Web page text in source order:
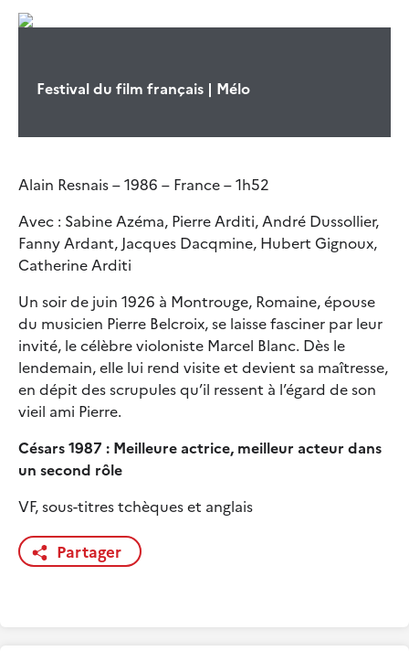
Festival du film français | Mélo
Alain Resnais – 1986 – France – 1h52
Avec : Sabine Azéma, Pierre Arditi, André Dussollier,
Fanny Ardant, Jacques Dacqmine, Hubert Gignoux,
Catherine Arditi
Un soir de juin 1926 à Montrouge, Romaine, épouse
du musicien Pierre Belcroix, se laisse fasciner par leur
invité, le célèbre violoniste Marcel Blanc. Dès le
lendemain, elle lui rend visite et devient sa maîtresse,
en dépit des scrupules qu’il ressent à l’égard de son
vieil ami Pierre.
Césars 1987 : Meilleure actrice, meilleur acteur dans
un second rôle
VF, sous-titres tchèques et anglais
Partager